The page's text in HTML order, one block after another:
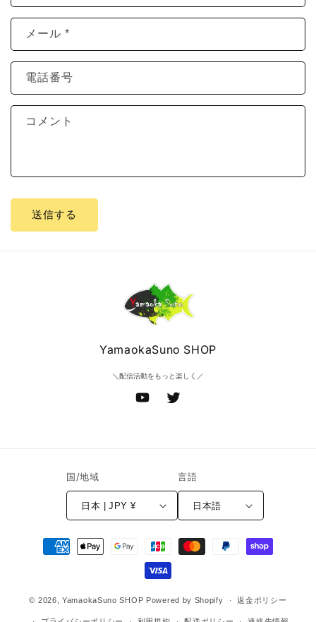
メール *
電話番号
コメント
送信する
YamaokaSuno SHOP
＼配信活動をもっと楽しく／
YouTubeTwitter
国/地域
日本 | JPY ¥
言語
日本語
© 2026,YamaokaSuno SHOP Powered by Shopify 返金ポリシー